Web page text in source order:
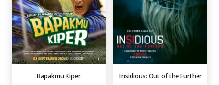
Bapakmu Kiper Insidious: Out of the Further